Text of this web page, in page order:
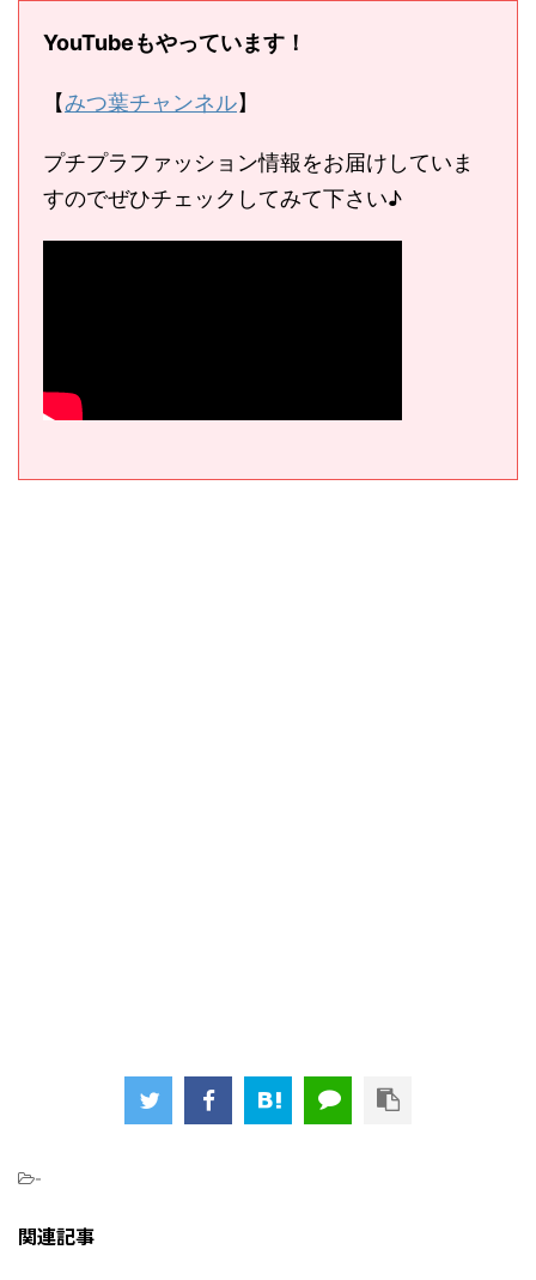
YouTubeもやっています！
【みつ葉チャンネル】
プチプラファッション情報をお届けしていま
すのでぜひチェックしてみて下さい♪
-
関連記事